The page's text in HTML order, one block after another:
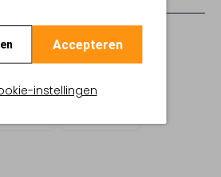
Accepteren
instellingen